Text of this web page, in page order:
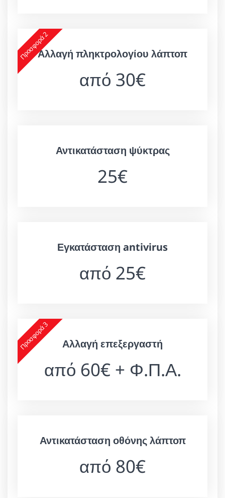
Προσφορά 2Αλλαγή πληκτρολογίου λάπτοπ
από 30€
Αντικατάσταση ψύκτρας
25€
Εγκατάσταση antivirus
από 25€
Προσφορά 3 Αλλαγή επεξεργαστή
από 60€ + Φ.Π.Α.
Αντικατάσταση οθόνης λάπτοπ
από 80€